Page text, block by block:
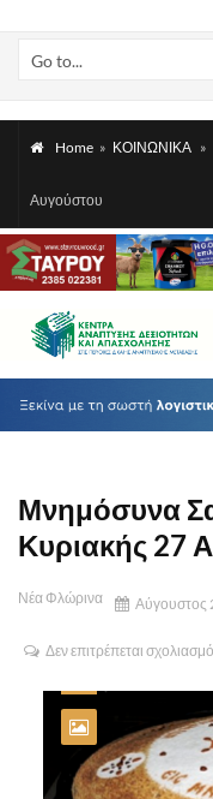
Go to...
Home » ΚΟΙΝΩΝΙΚΑ »
Αυγούστου
Μνημόσυνα
Κυριακής 27
Νέα Φλώρινα Αύγουστος
Δεν επιτρέπεται